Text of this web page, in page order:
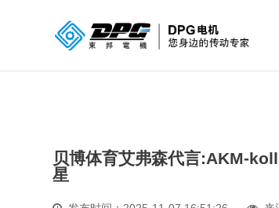
贝博体育艾弗森代言:AKM-
星